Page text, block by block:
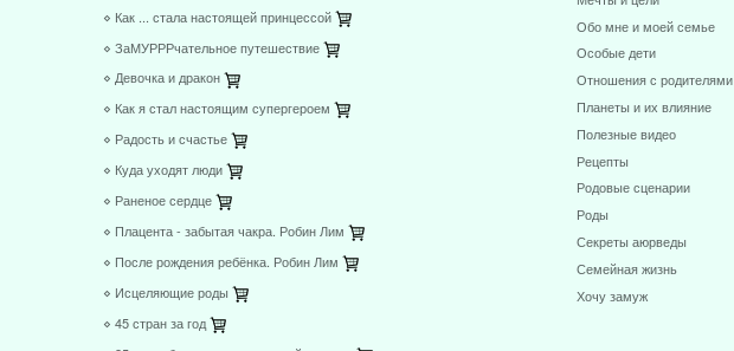
⋄ Как ... стала настоящей принцессой
⋄ ЗаМУРРРчательное путешествие
⋄ Девочка и дракон
⋄ Как я стал настоящим супергероем
⋄ Радость и счастье
⋄ Куда уходят люди
⋄ Раненое сердце
⋄ Плацента - забытая чакра. Робин Лим
⋄ После рождения ребёнка. Робин Лим
⋄ Исцеляющие роды
⋄ 45 стран за год
Обо мне и моей семье
Особые дети
Отношения с родителями
Планеты и их влияние
Полезные видео
Рецепты
Родовые сценарии
Роды
Секреты аюрведы
Семейная жизнь
Хочу замуж